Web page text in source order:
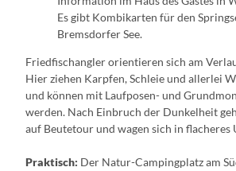
Es gibt Kombikarten für den
Bremsdorfer See.
Friedfischangler orientieren sich am
Hier ziehen Karpfen, Schleie und allerlei
und können mit Laufposen- und
werden. Nach Einbruch der Dunkelheit
auf Beutetour und wagen sich in flacheres
Praktisch: Der Natur-Campingplatz am